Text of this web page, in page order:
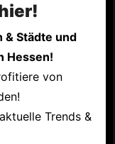
& Städte und
Hessen!
von
Trends &